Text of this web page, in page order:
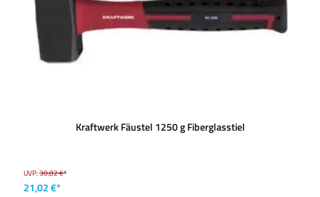
Kraftwerk Fäustel 1250 g Fiberglasstiel
UVP:30,82 €*
21,02 €*